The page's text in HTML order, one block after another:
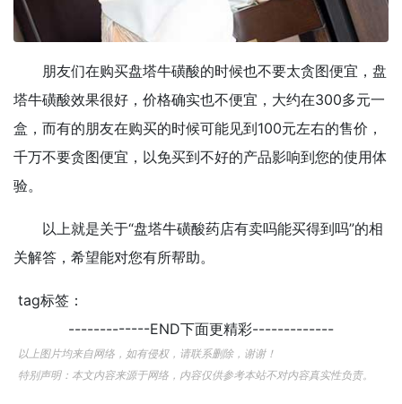
朋友们在购买盘塔牛磺酸的时候也不要太贪图便宜，盘
塔牛磺酸效果很好，价格确实也不便宜，大约在300多元一
盒，而有的朋友在购买的时候可能见到100元左右的售价，
千万不要贪图便宜，以免买到不好的产品影响到您的使用体
验。
以上就是关于“盘塔牛磺酸药店有卖吗能买得到吗”的相
关解答，希望能对您有所帮助。
tag标签：
-------------END下面更精彩-------------
以上图片均来自网络，如有侵权，请联系删除，谢谢！
特别声明：本文内容来源于网络，内容仅供参考本站不对内容真实性负责。